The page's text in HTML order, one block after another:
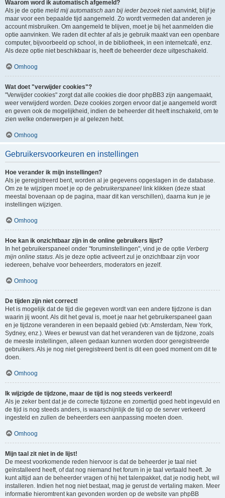
Waarom word ik automatisch afgemeld?
Als je de optie meld mij automatisch aan bij ieder bezoekniet aanvinkt, blijf je
maar voor een bepaalde tijd aangemeld. Zo wordt vermeden dat anderen je
account misbruiken. Om aangemeld te blijven, moet je bij het aanmelden die
optie aanvinken. We raden dit echter af als je gebruik maakt van een openbare
computer, bijvoorbeeld op school, in de bibliotheek, in een internetcafé, enz.
Als deze optie niet beschikbaar is, heeft de beheerder deze uitgeschakeld.
Omhoog
Wat doet "verwijder cookies"?
"Verwijder cookies" zorgt dat alle cookies die door phpBB3 zijn aangemaakt,
weer verwijderd worden. Deze cookies zorgen ervoor dat je aangemeld wordt
en geven ook de mogelijkheid, indien de beheerder dit heeft inschakeld, om te
zien welke onderwerpen je al gelezen hebt.
Omhoog
Gebruikersvoorkeuren en instellingen
Hoe verander ik mijn instellingen?
Als je geregistreerd bent, worden al je gegevens opgeslagen in de database.
Om ze te wijzigen moet je op de gebruikerspaneel link klikken (deze staat
meestal bovenaan op de pagina, maar dit kan verschillen), daarna kun je je
instellingen wijzigen.
Omhoog
Hoe kan ik onzichtbaar zijn in de online gebruikers lijst?
In het gebruikerspaneel onder "foruminstellingen", vind je de optie Verberg
mijn online status. Als je deze optie activeert zul je onzichtbaar zijn voor
iedereen, behalve voor beheerders, moderators en jezelf.
Omhoog
De tijden zijn niet correct!
Het is mogelijk dat de tijd die gegeven wordt van een andere tijdzone is dan
waarin jij woont. Als dit het geval is, moet je naar het gebruikerspaneel gaan
en je tijdzone veranderen in een bepaald gebied (vb: Amsterdam, New York,
Sydney, enz.). Wees er bewust van dat het veranderen van de tijdzone, zoals
de meeste instellingen, alleen gedaan kunnen worden door geregistreerde
gebruikers. Als je nog niet geregistreerd bent is dit een goed moment om dit te
doen.
Omhoog
Ik wijzigde de tijdzone, maar de tijd is nog steeds verkeerd!
Als je zeker bent dat je de correcte tijdzone en zomertijd goed hebt ingevuld en
de tijd is nog steeds anders, is waarschijnlijk de tijd op de server verkeerd
ingesteld en zullen de beheerders een aanpassing moeten doen.
Omhoog
Mijn taal zit niet in de lijst!
De meest voorkomende reden hiervoor is dat de beheerder je taal niet
geïnstalleerd heeft, of dat nog niemand het forum in je taal vertaald heeft. Je
kunt altijd aan de beheerder vragen of hij het talenpakket, dat je nodig hebt, wil
installeren. Indien het nog niet bestaat, mag je gerust de vertaling maken. Meer
informatie hieromtrent kan gevonden worden op de website van phpBB